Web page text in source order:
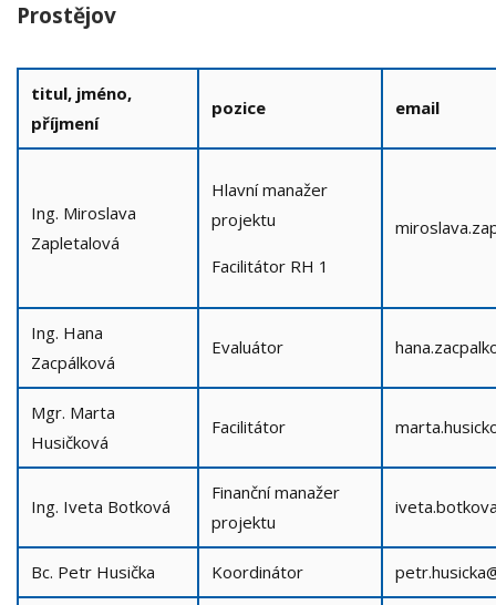
Prostějov
titul, jméno,
příjmení
pozice email
Ing. Miroslava
Zapletalová
Hlavní manažer
projektu
Facilitátor RH 1
Ing. Hana
Zacpálková
Evaluátor
Mgr. Marta
Husičková
Facilitátor
Ing. Iveta Botková
Finanční manažer
projektu
Bc. Petr Husička Koordinátor